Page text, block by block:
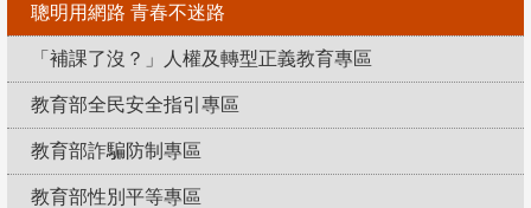
聰明用網路 青春不迷路
「補課了沒？」人權及轉型正義教育專區
教育部全民安全指引專區
教育部詐騙防制專區
教育部性別平等專區